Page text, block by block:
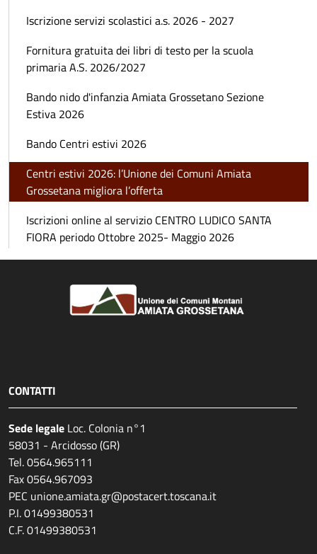
Iscrizione servizi scolastici a.s. 2026 - 2027
Fornitura gratuita dei libri di testo per la scuola
primaria A.S. 2026/2027
Bando nido d'infanzia Amiata Grossetano Sezione
Estiva 2026
Bando Centri estivi 2026
Centri estivi 2026: l’Unione dei Comuni Amiata
Grossetana migliora l’offerta
Iscrizioni online al servizio CENTRO LUDICO SANTA
FIORA periodo Ottobre 2025- Maggio 2026
CONTATTI
Sede legale Loc. Colonia n°1
58031 - Arcidosso (GR)
Tel. 0564.965111
Fax 0564.967093
PEC unione.amiata.gr@postacert.toscana.it
P.I. 01499380531
C.F. 01499380531